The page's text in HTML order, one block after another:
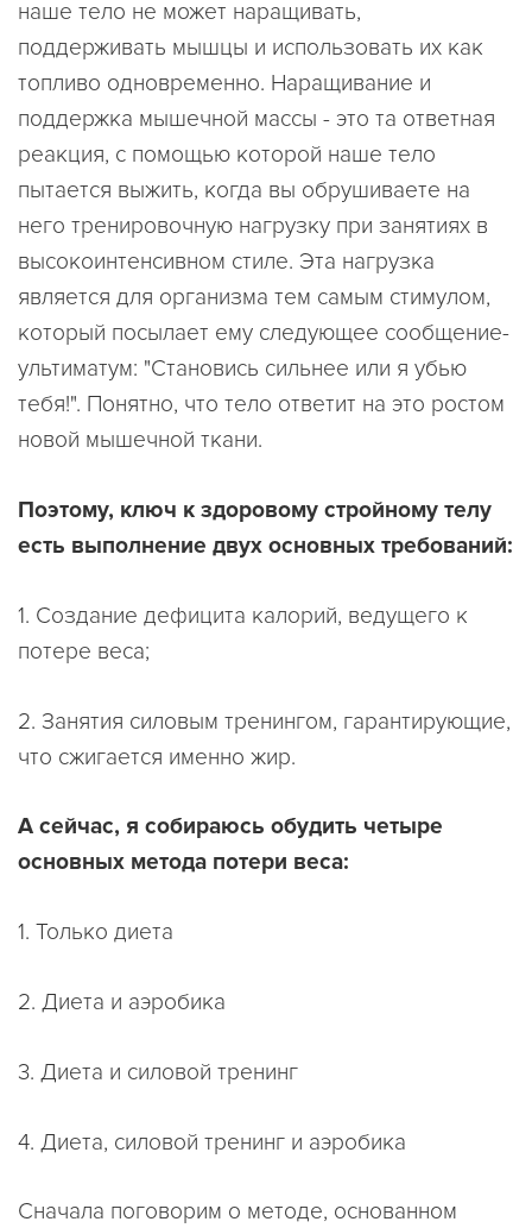
наше тело не может наращивать,
поддерживать мышцы и использовать их как
топливо одновременно. Наращивание и
поддержка мышечной массы - это та ответная
реакция, с помощью которой наше тело
пытается выжить, когда вы обрушиваете на
него тренировочную нагрузку при занятиях в
высокоинтенсивном стиле. Эта нагрузка
является для организма тем самым стимулом,
который посылает ему следующее сообщение-
ультиматум: "Становись сильнее или я убью
тебя!". Понятно, что тело ответит на это ростом
новой мышечной ткани.
Поэтому, ключ к здоровому стройному телу
есть выполнение двух основных требований:
1. Создание дефицита калорий, ведущего к
потере веса;
2. Занятия силовым тренингом, гарантирующие,
что сжигается именно жир.
А сейчас, я собираюсь обудить четыре
основных метода потери веса:
1. Только диета
2. Диета и аэробика
3. Диета и силовой тренинг
4. Диета, силовой тренинг и аэробика
Сначала поговорим о методе, основанном